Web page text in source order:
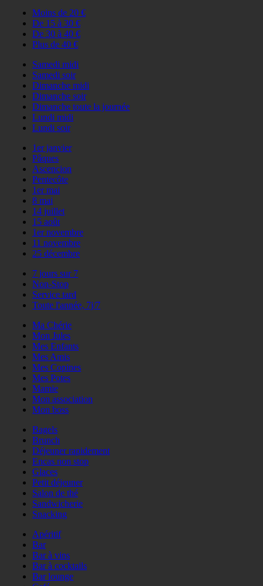
Moins de 20 €
De 15 à 30 €
De 30 à 40 €
Plus de 40 €
Samedi midi
Samedi soir
Dimanche midi
Dimanche soir
Dimanche toute la journée
Lundi midi
Lundi soir
1er janvier
Pâques
Ascencion
Pentecôte
1er mai
8 mai
14 juillet
15 août
1er novembre
11 novembre
25 décembre
7 jours sur 7
Non-Stop
Service tard
Toute l'année, 7j/7
Ma Chérie
Mon Jules
Mes Enfants
Mes Amis
Mes Copines
Mes Potes
Mamie
Mon association
Mon boss
Bagels
Brunch
Déjeuner rapidement
Encas non stop
Glaces
Petit déjeuner
Salon de thé
Sandwicherie
Snacking
Apéritif
Bar
Bar à vins
Bar à cocktails
Bar lounge